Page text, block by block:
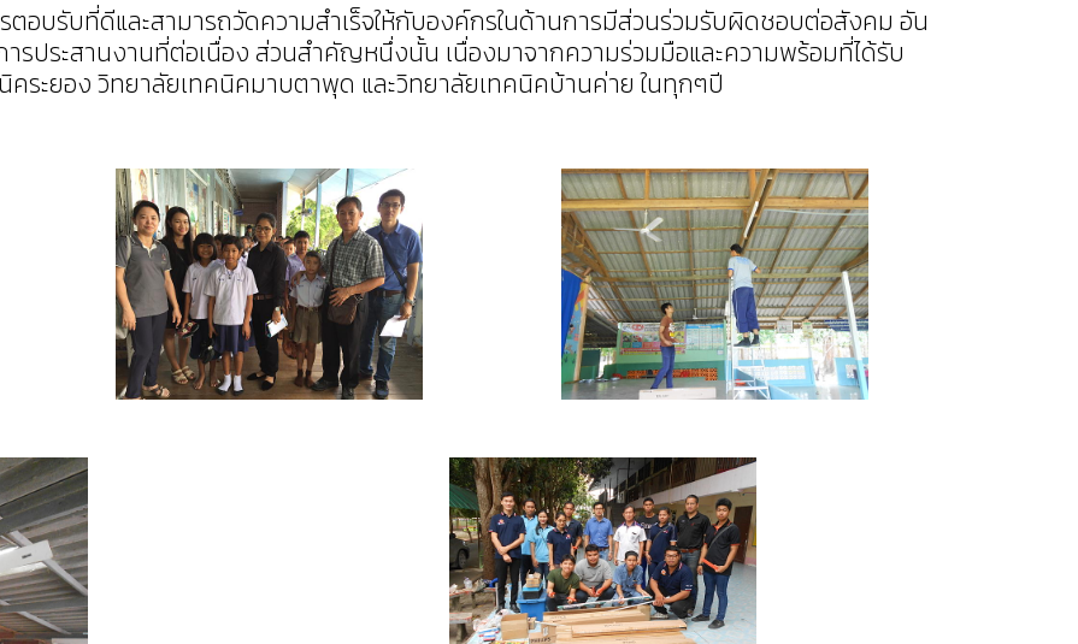
ตอบรับที่ดีและสามารถวัดความสำเร็จให้กับองค์กรในด้านการมีส่วนร่วมรับผิดชอบต่อสังคม อัน
ารประสานงานที่ต่อเนื่อง ส่วนสำคัญหนึ่งนั้น เนื่องมาจากความร่วมมือและความพร้อมที่ได้รับ
ระยอง วิทยาลัยเทคนิคมาบตาพุด และวิทยาลัยเทคนิคบ้านค่าย ในทุกๆปี